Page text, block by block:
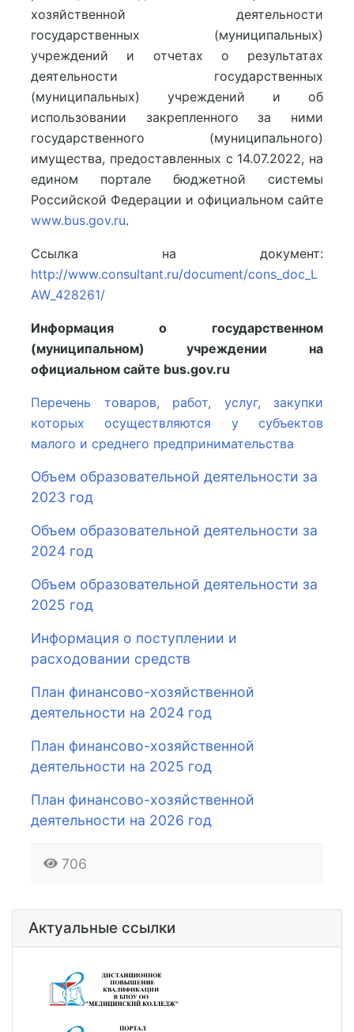
хозяйственной деятельности
государственных (муниципальных)
учреждений и отчетах о результатах
деятельности государственных
(муниципальных) учреждений и об
использовании закрепленного за ними
государственного (муниципального)
имущества, предоставленных с 14.07.2022, на
едином портале бюджетной системы
Российской Федерации и официальном сайте
www.bus.gov.ru.
Ссылка на документ:
http://www.consultant.ru/document/cons_doc_L
AW_428261/
Информация о государственном
(муниципальном) учреждении на
официальном сайте bus.gov.ru
Перечень товаров, работ, услуг, закупки
которых осуществляются у субъектов
малого и среднего предпринимательства
Объем образовательной деятельности за
2023 год
Объем образовательной деятельности за
2024 год
Объем образовательной деятельности за
2025 год
Информация о поступлении и
расходовании средств
План финансово-хозяйственной
деятельности на 2024 год
План финансово-хозяйственной
деятельности на 2025 год
План финансово-хозяйственной
деятельности на 2026 год
706
Актуальные ссылки